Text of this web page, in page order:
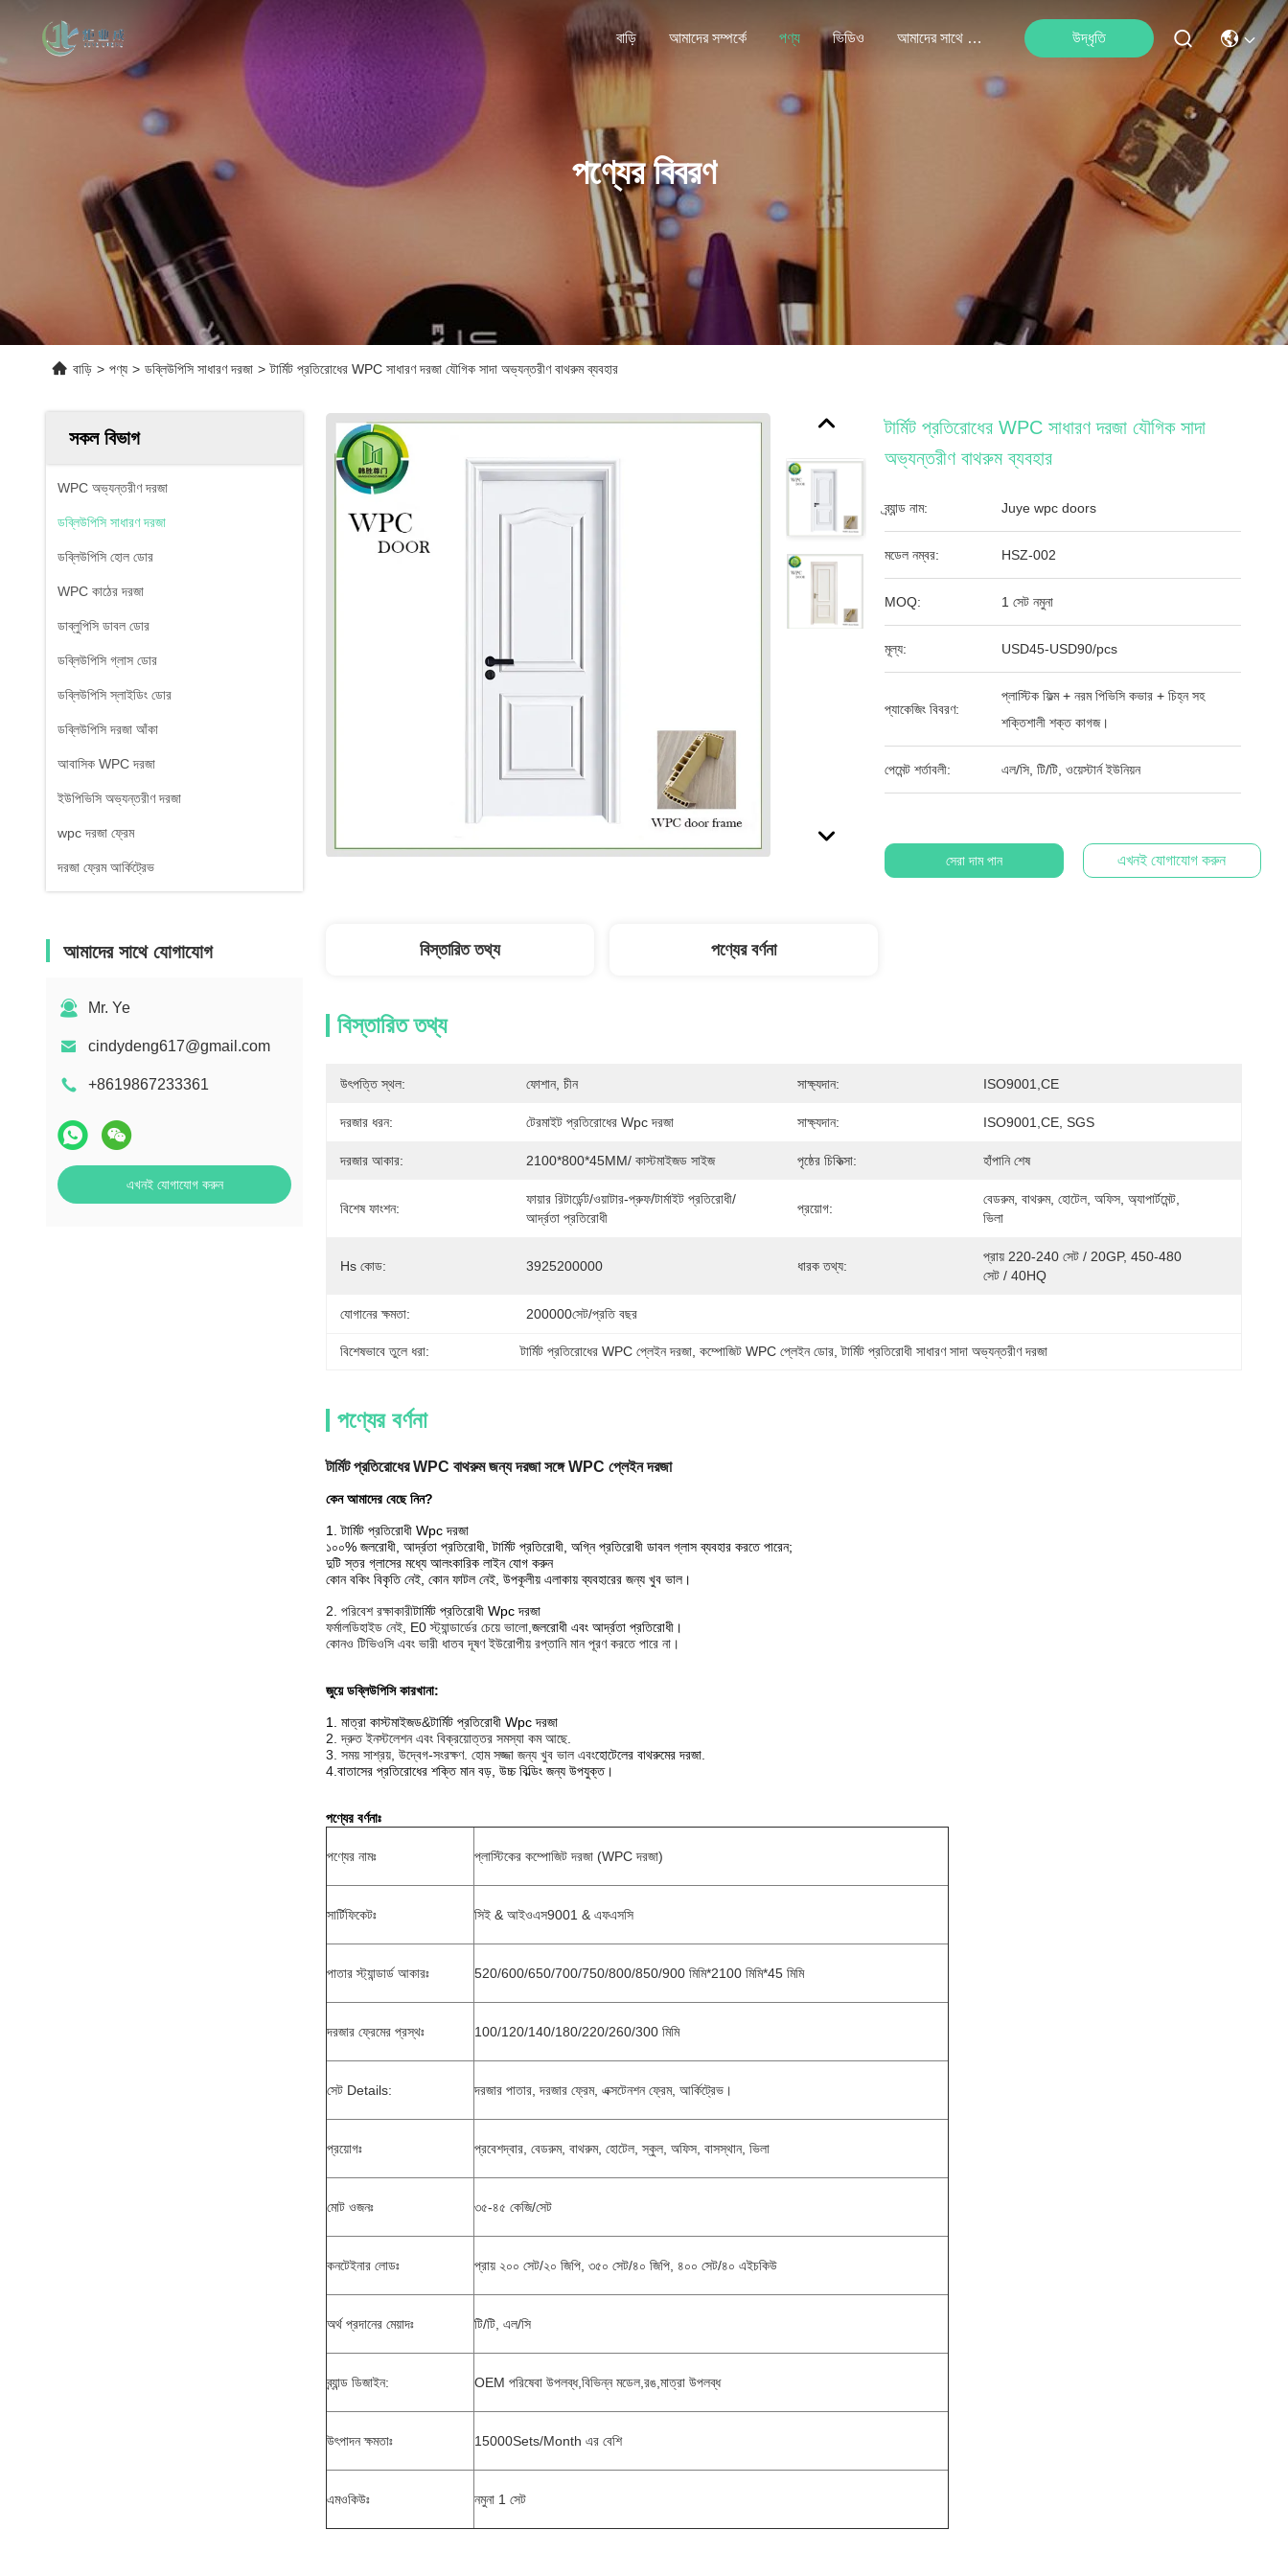
বাড়ি আমাদের সম্পর্কে পণ্য ভিডিও আমাদের সাথে যোগাযোগ উদ্ধৃতি
পণ্যের বিবরণ
বাড়ি > পণ্য > ডব্লিউপিসি সাধারণ দরজা > টার্মিট প্রতিরোধের WPC সাধারণ দরজা যৌগিক সাদা অভ্যন্তরীণ বাথরুম ব্যবহার
সকল বিভাগ
WPC অভ্যন্তরীণ দরজা
ডব্লিউপিসি সাধারণ দরজা
ডব্লিউপিসি হোল ডোর
WPC কাঠের দরজা
ডাব্লুপিসি ডাবল ডোর
ডব্লিউপিসি গ্লাস ডোর
ডব্লিউপিসি স্লাইডিং ডোর
ডব্লিউপিসি দরজা আঁকা
আবাসিক WPC দরজা
ইউপিভিসি অভ্যন্তরীণ দরজা
wpc দরজা ফ্রেম
দরজা ফ্রেম আর্কিট্রেভ
আমাদের সাথে যোগাযোগ
Mr. Ye
cindydeng617@gmail.com
+8619867233361
এখনই যোগাযোগ করুন
টার্মিট প্রতিরোধের WPC সাধারণ দরজা যৌগিক সাদা
অভ্যন্তরীণ বাথরুম ব্যবহার
ব্র্যান্ড নাম: Juye wpc doors
মডেল নম্বর: HSZ-002
MOQ: 1 সেট নমুনা
মূল্য: USD45-USD90/pcs
প্যাকেজিং বিবরণ:
প্লাস্টিক ফিল্ম + নরম পিভিসি কভার + চিহ্ন সহ
শক্তিশালী শক্ত কাগজ।
পেমেন্ট শর্তাবলী: এল/সি, টি/টি, ওয়েস্টার্ন ইউনিয়ন
সেরা দাম পান এখনই যোগাযোগ করুন
বিস্তারিত তথ্য পণ্যের বর্ণনা
বিস্তারিত তথ্য
উৎপত্তি স্থল: ফোশান, চীন সাক্ষ্যদান: ISO9001,CE
দরজার ধরন: টেরমাইট প্রতিরোধের Wpc দরজা সাক্ষ্যদান: ISO9001,CE, SGS
দরজার আকার: 2100*800*45MM/ কাস্টমাইজড সাইজ পৃষ্ঠের চিকিত্সা: হাঁপানি শেষ
বিশেষ ফাংশন:
ফায়ার রিটার্ডেন্ট/ওয়াটার-প্রুফ/টার্মাইট প্রতিরোধী/
আর্দ্রতা প্রতিরোধী
প্রয়োগ:
বেডরুম, বাথরুম, হোটেল, অফিস, অ্যাপার্টমেন্ট,
ভিলা
Hs কোড: 3925200000 ধারক তথ্য:
প্রায় 220-240 সেট / 20GP, 450-480
সেট / 40HQ
যোগানের ক্ষমতা: 200000সেট/প্রতি বছর
বিশেষভাবে তুলে ধরা: টার্মিট প্রতিরোধের WPC প্লেইন দরজা , কম্পোজিট WPC প্লেইন ডোর , টার্মিট প্রতিরোধী সাধারণ সাদা অভ্যন্তরীণ দরজা
পণ্যের বর্ণনা
টার্মিট প্রতিরোধের WPC বাথরুম জন্য দরজা সঙ্গে WPC প্লেইন দরজা
কেন আমাদের বেছে নিন?
1. টার্মিট প্রতিরোধী Wpc দরজা
১০০% জলরোধী, আর্দ্রতা প্রতিরোধী, টার্মিট প্রতিরোধী, অগ্নি প্রতিরোধী ডাবল গ্লাস ব্যবহার করতে পারেন;
দুটি স্তর গ্লাসের মধ্যে আলংকারিক লাইন যোগ করুন
কোন বকিং বিকৃতি নেই, কোন ফাটল নেই, উপকূলীয় এলাকায় ব্যবহারের জন্য খুব ভাল।
2. পরিবেশ রক্ষাকারীটার্মিট প্রতিরোধী Wpc দরজা
ফর্মালডিহাইড নেই, E0 স্ট্যান্ডার্ডের চেয়ে ভালো, জলরোধী এবং আর্দ্রতা প্রতিরোধী।
কোনও টিভিওসি এবং ভারী ধাতব দূষণ ইউরোপীয় রপ্তানি মান পূরণ করতে পারে না।
জুয়ে ডব্লিউপিসি কারখানা:
1. মাত্রা কাস্টমাইজড&টার্মিট প্রতিরোধী Wpc দরজা
2. দ্রুত ইনস্টলেশন এবং বিক্রয়োত্তর সমস্যা কম আছে.
3. সময় সাশ্রয়, উদ্বেগ-সংরক্ষণ. হোম সজ্জা জন্য খুব ভাল এবংহোটেলের বাথরুমের দরজা
4. বাতাসের প্রতিরোধের শক্তি মান বড়, উচ্চ বিল্ডিং জন্য উপযুক্ত।
পণ্যের বর্ণনাঃ
পণ্যের নামঃ প্লাস্টিকের কম্পোজিট দরজা (WPC দরজা)
সার্টিফিকেটঃ সিই & আইওএস9001 & এফএসসি
পাতার স্ট্যান্ডার্ড আকারঃ 520/600/650/700/750/800/850/900 মিমি*2100 মিমি*45 মিমি
দরজার ফ্রেমের প্রস্থঃ 100/120/140/180/220/260/300 মিমি
সেট Details: দরজার পাতার, দরজার ফ্রেম, এক্সটেনশন ফ্রেম, আর্কিট্রেভ।
প্রয়োগঃ প্রবেশদ্বার, বেডরুম, বাথরুম, হোটেল, স্কুল, অফিস, বাসস্থান, ভিলা
মোট ওজনঃ ৩৫-৪৫ কেজি/সেট
কনটেইনার লোডঃ প্রায় ২০০ সেট/২০ জিপি, ৩৫০ সেট/৪০ জিপি, ৪০০ সেট/৪০ এইচকিউ
অর্থ প্রদানের মেয়াদঃ টি/টি, এল/সি
ব্র্যান্ড ডিজাইন: OEM পরিষেবা উপলব্ধ,বিভিন্ন মডেল,রঙ,মাত্রা উপলব্ধ
উৎপাদন ক্ষমতাঃ 15000Sets/Month এর বেশি
এমওকিউঃ নমুনা 1 সেট